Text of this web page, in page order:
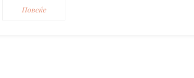
Повеќе